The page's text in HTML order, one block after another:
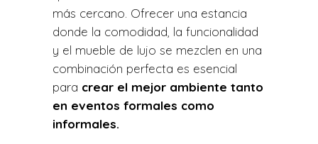
más cercano. Ofrecer una estancia
donde la comodidad, la funcionalidad
y el mueble de lujo se mezclen en una
combinación perfecta es esencial
para crear el mejor ambiente tanto
en eventos formales como
informales.